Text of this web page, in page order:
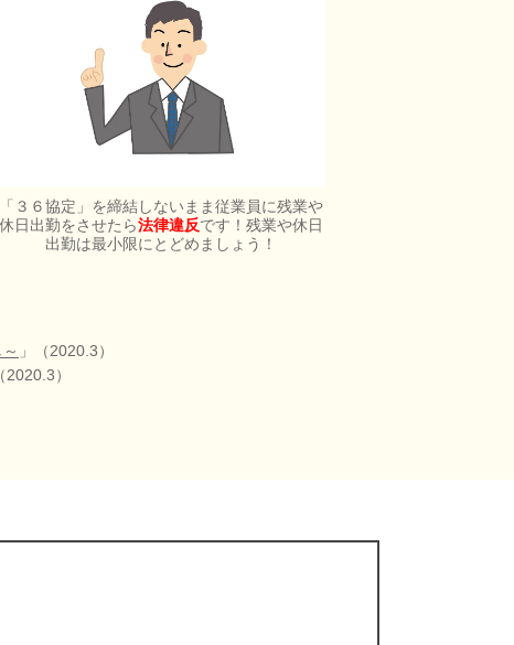
「３６協定」を締結しないまま従業員に残業や
休日出勤をさせたら法律違反です！残業や休日
出勤は最小限にとどめましょう！
」（2020.3）
2020.3）